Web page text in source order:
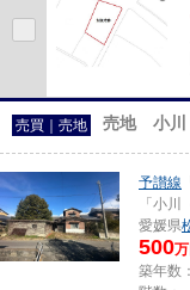
売買｜売地 売地 小川
予讃線
「小
愛媛県
500
築年数